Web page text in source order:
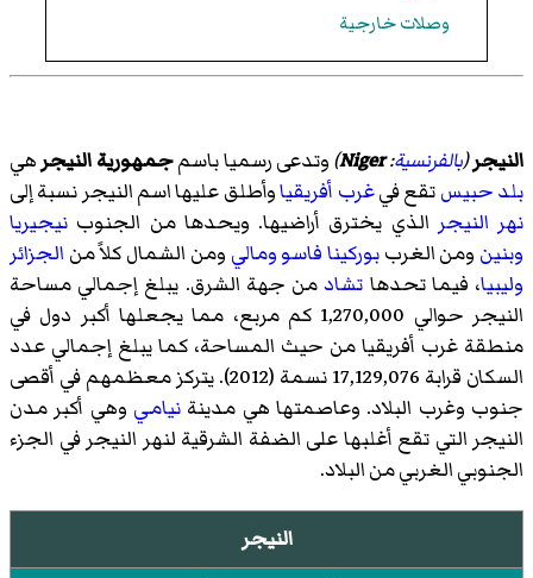
وصلات خارجية
النيجر(بالفرنسية:
Niger
)‏وتدعى رسميا باسمجمهورية النيجرهي
بلد حبيستقع فيغرب أفريقياوأطلق عليها اسم النيجر نسبة إلى
نهر النيجر الذي يخترق أراضيها. ويحدها من الجنوب نيجيريا
وبنين ومن الغرببوركينا فاسوومالي ومن الشمال كلاً من الجزائر
وليبيا، فيما تحدها تشادمن جهة الشرق. يبلغ إجمالي مساحة
النيجر حوالي 1,270,000 كم مربع، مما يجعلها أكبر دول في
منطقة غرب أفريقيا من حيث المساحة، كما يبلغ إجمالي عدد
السكان قرابة 17,129,076 نسمة (2012). يتركز معظمهم في أقصى
جنوب وغرب البلاد. وعاصمتها هي مدينة نيامي وهي أكبر مدن
النيجر التي تقع أغلبها على الضفة الشرقية لنهر النيجر في الجزء
الجنوبي الغربي من البلاد.
النيجر